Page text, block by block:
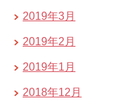
2019年3月
2019年2月
2019年1月
2018年12月